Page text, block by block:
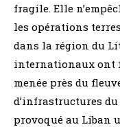
fragile. Elle
les opérations
dans la région du
internationaux ont
menée près du
d’infrastructures
provoqué au Liban